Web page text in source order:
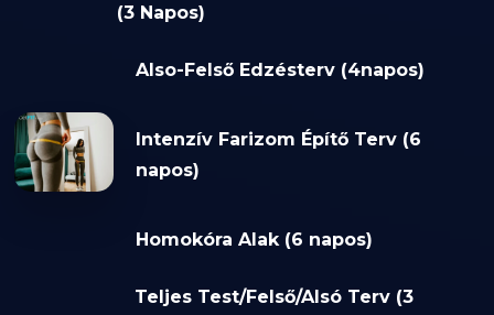
(3 Napos)
Also-Felső Edzésterv (4napos)
Intenzív Farizom Építő Terv (6
napos)
Homokóra Alak (6 napos)
Teljes Test/Felső/Alsó Terv (3